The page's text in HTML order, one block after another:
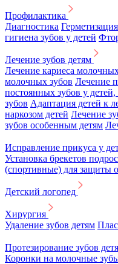
Профилактика
Диагностика
гигиена зубов у детей
Лечение зубов детям
Лечение кариеса
молочных зубов Лечение
постоянных зубов у детей,
зубов Адаптация детей к
наркозом детей Лечение
зубов особенным детям
Исправление прикуса у
Установка брекетов
(спортивные) для защиты
Детский логопед
Хирургия
Удаление зубов детям
Протезирование зубов
Коронки на молочные